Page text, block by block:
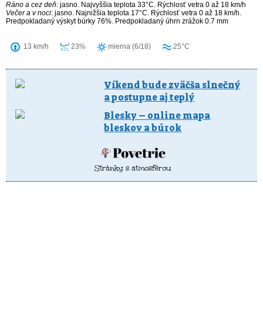
Ráno a cez deň: jasno. Najvyššia teplota 33°C. Rýchlosť vetra 0 až 18 km/h
Večer a v noci: jasno. Najnižšia teplota 17°C. Rýchlosť vetra 0 až 18 km/h.
Predpokladaný výskyt búrky 76%. Predpokladaný úhrn zrážok 0.7 mm
13 km/h 23% mierna (6/18) 25°C
Víkend bude zväčša slnečný
a postupne aj teplý
Blesky – online mapa
bleskov a búrok
Stránky s atmosférou